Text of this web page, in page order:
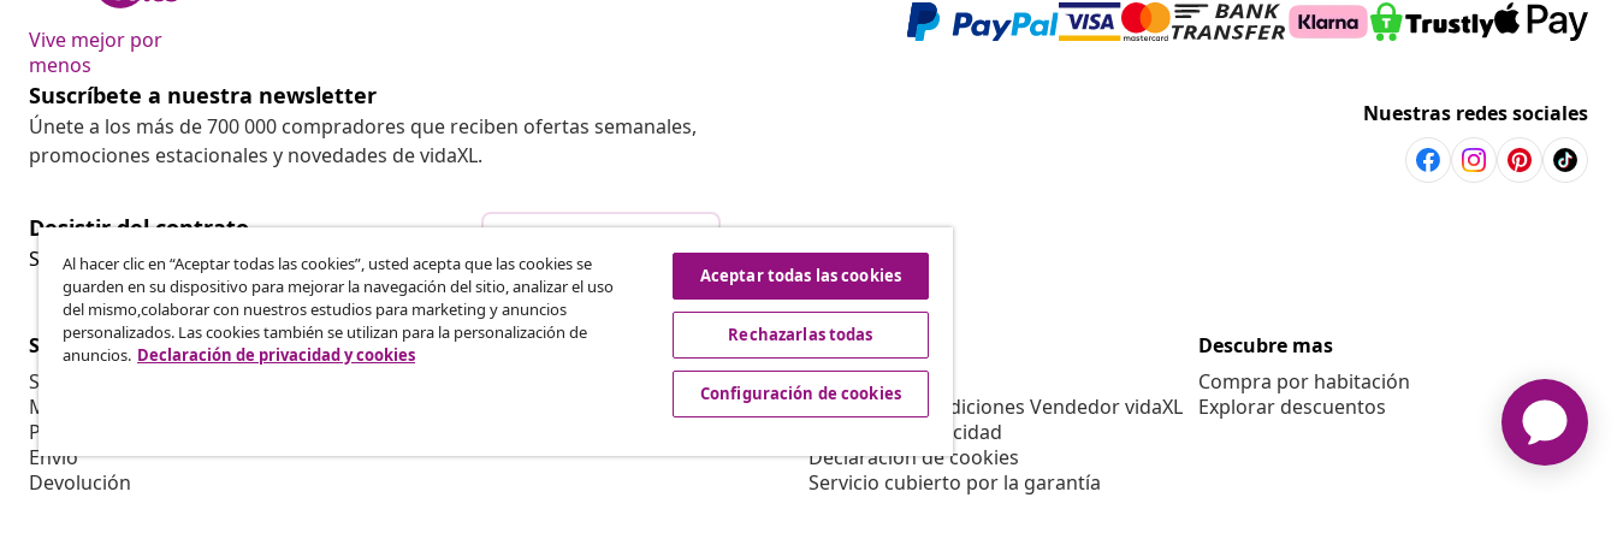
Vive mejor por
menos
Suscríbete a nuestra newsletter
Únete a los más de 700 000 compradores que reciben ofertas semanales,
promociones estacionales y novedades de vidaXL.
Nuestras redes sociales
Desistir del contrato
Solicita la cancelación de tu pedido.
Servicio al Cliente
Seguimiento del pedido
Mi cuenta
Pago
Envío
Devolución
Empresas
vidaXL
Sobre vidaXL
Términos y Condiciones Vendedor vidaXL
Política de privacidad
Declaración de cookies
Servicio cubierto por la garantía
Descubre mas
Compra por habitación
Explorar descuentos
Al hacer clic en “Aceptar todas las cookies”, usted acepta que las cookies se
guarden en su dispositivo para mejorar la navegación del sitio, analizar el uso
del mismo,colaborar con nuestros estudios para marketing y anuncios
personalizados. Las cookies también se utilizan para la personalización de
anuncios. Declaración de privacidad y cookies
Aceptar todas las cookies
Rechazarlas todas
Configuración de cookies